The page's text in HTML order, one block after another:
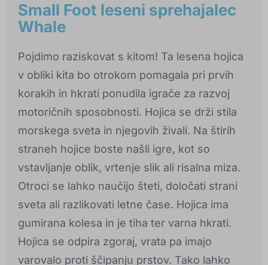
Small Foot leseni sprehajalec
Whale
Pojdimo raziskovat s kitom! Ta lesena hojica
v obliki kita bo otrokom pomagala pri prvih
korakih in hkrati ponudila igrače za razvoj
motoričnih sposobnosti. Hojica se drži stila
morskega sveta in njegovih živali. Na štirih
straneh hojice boste našli igre, kot so
vstavljanje oblik, vrtenje slik ali risalna miza.
Otroci se lahko naučijo šteti, določati strani
sveta ali razlikovati letne čase. Hojica ima
gumirana kolesa in je tiha ter varna hkrati.
Hojica se odpira zgoraj, vrata pa imajo
varovalo proti ščipanju prstov. Tako lahko